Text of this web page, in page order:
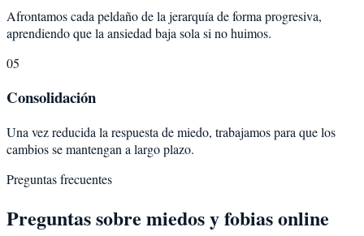
Afrontamos cada peldaño de la jerarquía de forma progresiva,
aprendiendo que la ansiedad baja sola si no huimos.
05
Consolidación
Una vez reducida la respuesta de miedo, trabajamos para que los
cambios se mantengan a largo plazo.
Preguntas frecuentes
Preguntas sobre miedos y fobiasonline